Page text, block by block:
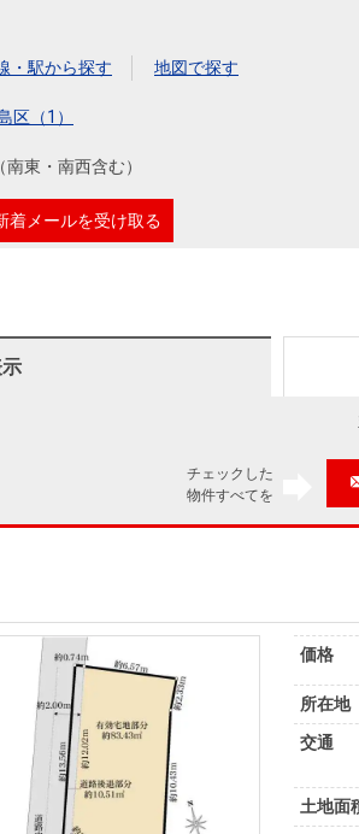
住宅ローンシミュレーション
購入ガイド
周辺相場検索
売却ガイド
・駅から探す 地図で探す
区（1）
東・南西含む）
着メールを受け取る
チェックした
物件すべてを
価格
所在地
交通
土地面